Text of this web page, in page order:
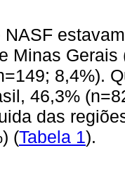
Minas
8,4%).
46,3%
das
(Tabela 1).